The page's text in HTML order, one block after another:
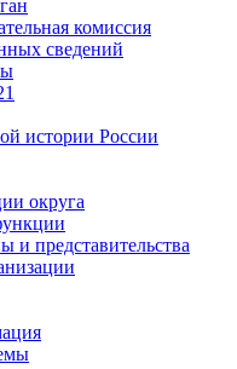
комиссия
сведений
истории России
округа
и представительства